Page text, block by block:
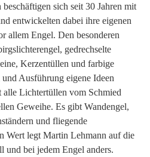
sich seit 30 Jahren mit
entwickelten dabei ihre eigenen
allem Engel. Den besonderen
gedrechselte
Kerzentüllen und farbige
Ausführung eigene Ideen
alle Lichtertüllen vom Schmied
Geweihe. Es gibt Wandengel,
und fliegende
Wert legt Martin Lehmann auf die
und bei jedem Engel anders.